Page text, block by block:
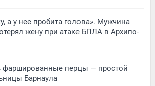
а у нее пробита голова». Мужчина
жену при атаке БПЛА в Архипо-
фаршированные перцы — простой
Барнаула